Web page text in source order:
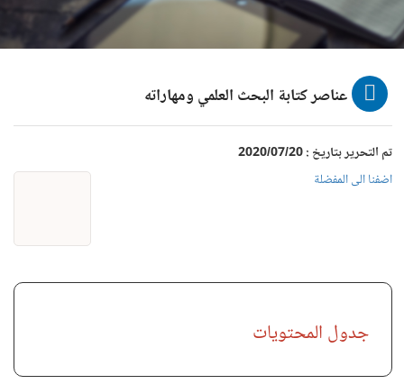
عناصر كتابة البحث العلمي ومهاراته
تم التحرير بتاريخ : 2020/07/20
اضفنا الى المفضلة
جدول المحتويات